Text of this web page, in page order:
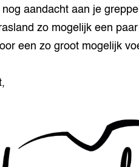
aandacht aan je
zo mogelijk een paar
een zo groot mogelijk